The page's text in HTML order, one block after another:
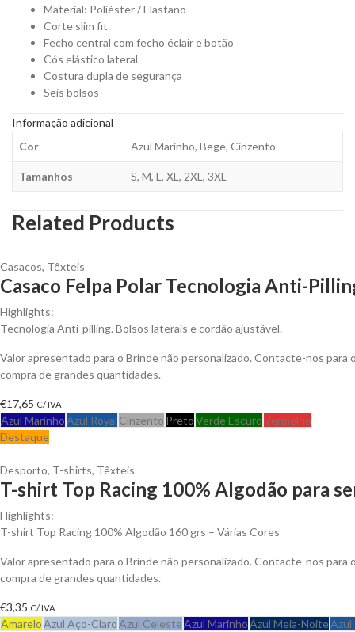
Material: Poliéster / Elastano
Corte slim fit
Fecho central com fecho éclair e botão
Cós elástico lateral
Costura dupla de segurança
Seis bolsos
Informação adicional
Cor
Azul Marinho, Bege, Cinzento
Tamanhos S, M, L, XL, 2XL, 3XL
Related Products
Casacos, Têxteis
Casaco Felpa Polar Tecnologia Anti-
Highlights:
Tecnologia Anti-pilling. Bolsos laterais e cordão ajustável.
Valor apresentado para o Brinde não personalizado. Contacte-nos para
compra de grandes quantidades.
€17,65 C/ IVA
Azul MarinhoAzul Royal Cinzento PretoVerde EscuroVermelho
Destaque
Desporto, T-shirts, Têxteis
T-shirt Top Racing 100% Algodão para
Highlights:
T-shirt Top Racing 100% Algodão 160 grs – Várias Cores
Valor apresentado para o Brinde não personalizado. Contacte-nos para
compra de grandes quantidades.
€3,35 C/ IVA
AmareloAzul Aço-ClaroAzul CelesteAzul MarinhoAzul Meia-NoiteAzul